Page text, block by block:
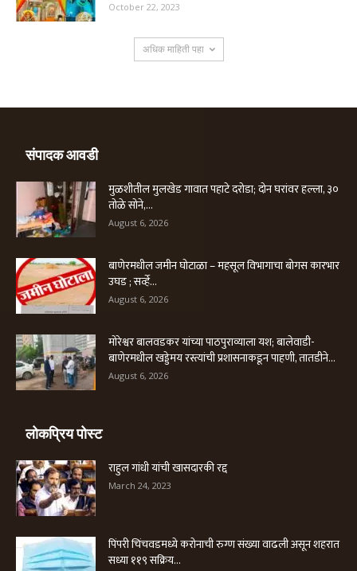
October 22, 2023
अधिक माहिती पहा
संपादक आवडी
मुळशीतील मुलखेड गावात पहाटे दरोडा; दोन घरांवर हल्ला, ३०
तोळे सोने,...
August 6, 2026
बाणेरमधील जमीन घोटाळा – महसूल विभागाचा बोगस कारभार
उघड ; सर्व्हे...
August 6, 2026
मोरेश्वर बालवडकर यांच्या पाठपुराव्याला यश; बालेवाडी-
बाणेरमधील खड्डेमय रस्त्यांची प्रशासनाकडून पाहणी, तातडीने...
August 6, 2026
लोकप्रिय पोस्ट
राहुल गांधी यांची खासदारकी रद्द
March 24, 2023
पिंपरी चिंचवडमध्ये करोनाची रुग्ण संख्या वाढली असून शहरात
सध्या ११९ सक्रिय...